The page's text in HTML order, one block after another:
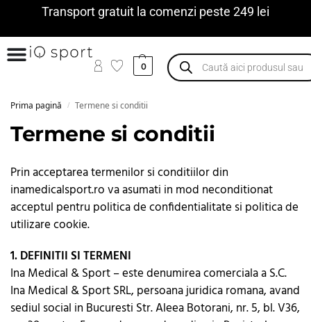
Transport gratuit la comenzi peste 249 lei
0
Prima pagină / Termene si conditii
Termene si conditii
Prin acceptarea termenilor si conditiilor din
inamedicalsport.ro va asumati in mod neconditionat
acceptul pentru politica de confidentialitate si politica de
utilizare cookie.
1. DEFINITII SI TERMENI
Ina Medical & Sport – este denumirea comerciala a S.C.
Ina Medical & Sport SRL, persoana juridica romana, avand
sediul social in Bucuresti Str. Aleea Botorani, nr. 5, bl. V36,